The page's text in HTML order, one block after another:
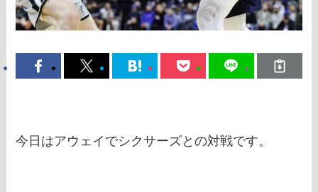
今日はアウェイでシクサーズとの対戦です。